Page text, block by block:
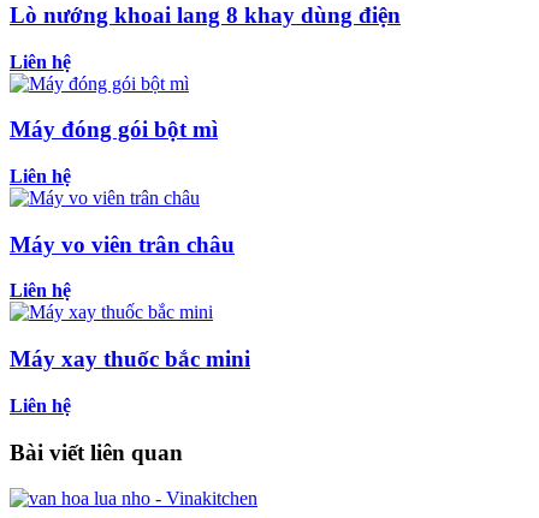
Lò nướng khoai lang 8 khay dùng điện
Liên hệ
Máy đóng gói bột mì
Liên hệ
Máy vo viên trân châu
Liên hệ
Máy xay thuốc bắc mini
Liên hệ
Bài viết liên quan